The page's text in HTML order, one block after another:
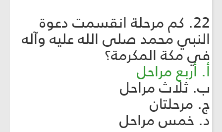
22. كم مرحلة انقسمت دعوة
النبي محمد صلى الله عليه وآله
في مكة المكرمة؟
أ. أربع مراحل
ب. ثلاث مراحل
ج. مرحلتان
د. خمس مراحل